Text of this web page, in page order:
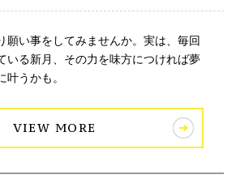
願い事をしてみませんか。実は、毎回
いる新月、その力を味方につければ夢
うかも。
VIEW MORE